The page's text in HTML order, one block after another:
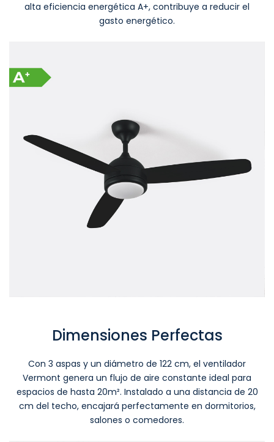
alta eficiencia energética A+, contribuye a reducir el
gasto energético.
Dimensiones Perfectas
Con 3 aspas y un diámetro de 122 cm, el ventilador
Vermont genera un flujo de aire constante ideal para
espacios de hasta 20m². Instalado a una distancia de 20
cm del techo, encajará perfectamente en dormitorios,
salones o comedores.